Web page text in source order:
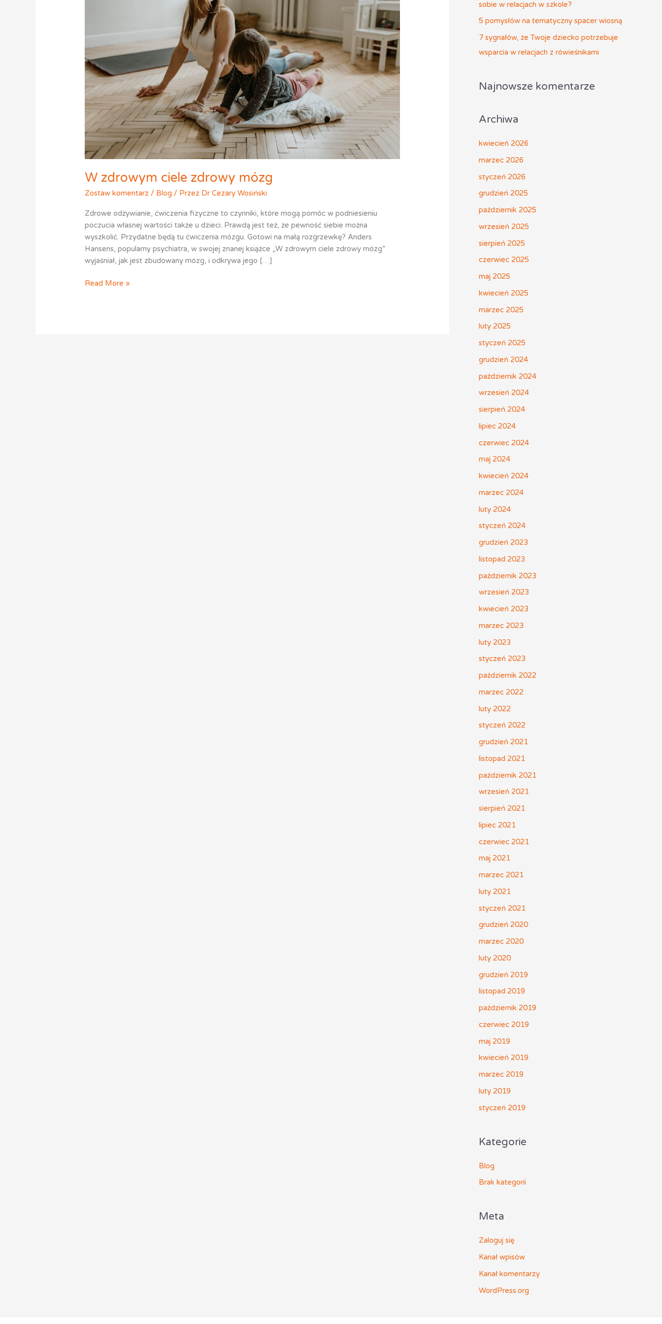
W zdrowym ciele zdrowy mózg
Zostaw komentarz / Blog / Przez Dr Cezary Wosiński
Zdrowe odżywianie, ćwiczenia fizyczne to czynniki, które mogą pomóc w podniesieniu
poczucia własnej wartości także u dzieci. Prawdą jest też, że pewność siebie można
wyszkolić. Przydatne będą tu ćwiczenia mózgu. Gotowi na małą rozgrzewkę? Anders
Hansens, popularny psychiatra, w swojej znanej książce „W zdrowym ciele zdrowy mózg”
wyjaśniał, jak jest zbudowany mózg, i odkrywa jego […]
Read More »
sobie w relacjach w szkole?
5 pomysłów na tematyczny spacer wiosną
7 sygnałów, że Twoje dziecko potrzebuje
wsparcia w relacjach z rówieśnikami
Najnowsze komentarze
Archiwa
kwiecień 2026
marzec 2026
styczeń 2026
grudzień 2025
październik 2025
wrzesień 2025
sierpień 2025
czerwiec 2025
maj 2025
kwiecień 2025
marzec 2025
luty 2025
styczeń 2025
grudzień 2024
październik 2024
wrzesień 2024
sierpień 2024
lipiec 2024
czerwiec 2024
maj 2024
kwiecień 2024
marzec 2024
luty 2024
styczeń 2024
grudzień 2023
listopad 2023
październik 2023
wrzesień 2023
kwiecień 2023
marzec 2023
luty 2023
styczeń 2023
październik 2022
marzec 2022
luty 2022
styczeń 2022
grudzień 2021
listopad 2021
październik 2021
wrzesień 2021
sierpień 2021
lipiec 2021
czerwiec 2021
maj 2021
marzec 2021
luty 2021
styczeń 2021
grudzień 2020
marzec 2020
luty 2020
grudzień 2019
listopad 2019
październik 2019
czerwiec 2019
maj 2019
kwiecień 2019
marzec 2019
luty 2019
styczeń 2019
Kategorie
Blog
Brak kategorii
Meta
Zaloguj się
Kanał wpisów
Kanał komentarzy
WordPress.org